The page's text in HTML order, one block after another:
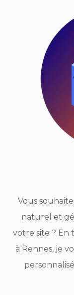
Vous
naturel et
votre site ? En
à Rennes, je